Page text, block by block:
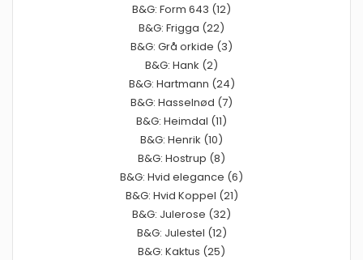
B&G: Form 643 (12)
B&G: Frigga (22)
B&G: Grå orkide (3)
B&G: Hank (2)
B&G: Hartmann (24)
B&G: Hasselnød (7)
B&G: Heimdal (11)
B&G: Henrik (10)
B&G: Hostrup (8)
B&G: Hvid elegance (6)
B&G: Hvid Koppel (21)
B&G: Julerose (32)
B&G: Julestel (12)
B&G: Kaktus (25)